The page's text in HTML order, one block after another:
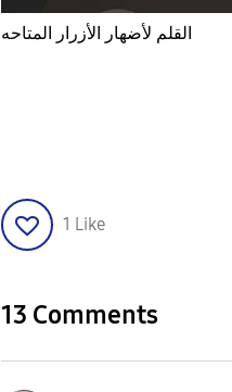
القلم لأضهار الأزرار المتاحه
1 Like
13 Comments